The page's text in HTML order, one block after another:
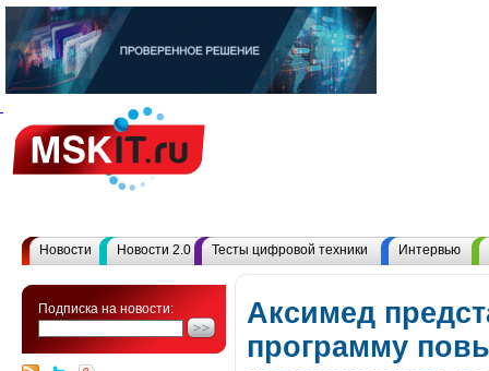
Новости Новости 2.0 Тесты цифровой техники Интервью
Подписка на новости:
Аксимед
программу